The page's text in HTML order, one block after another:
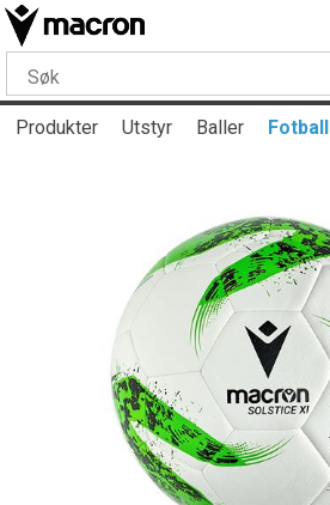
Produkter Utstyr Baller Fotball